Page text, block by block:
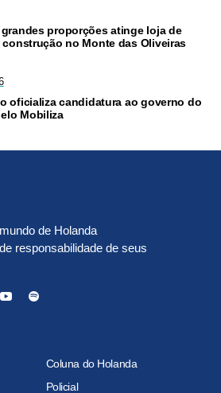
proporções atinge loja de
construção no Monte das Oliveiras
oficializa candidatura ao governo do
Mobiliza
de Holanda
responsabilidade de seus
Coluna do Holanda
Policial